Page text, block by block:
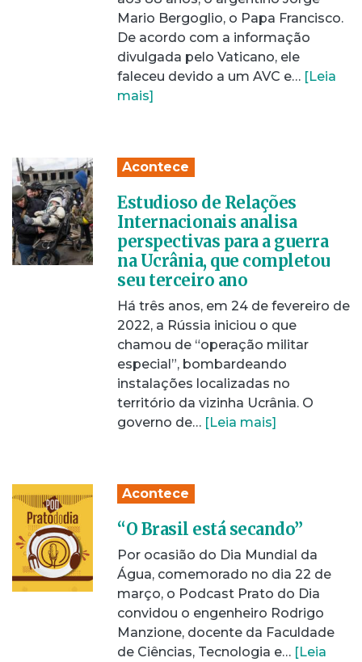
Mario Bergoglio, o Papa Francisco.
De acordo com a informação
divulgada pelo Vaticano, ele
faleceu devido a um AVC e… [Leia
mais]
Acontece
Estudioso de Relações
Internacionais analisa
perspectivas para a guerra
na Ucrânia, que completou
seu terceiro ano
Há três anos, em 24 de fevereiro de
2022, a Rússia iniciou o que
chamou de “operação militar
especial”, bombardeando
instalações localizadas no
território da vizinha Ucrânia. O
governo de… [Leia mais]
Acontece
“O Brasil está secando”
Por ocasião do Dia Mundial da
Água, comemorado no dia 22 de
março, o Podcast Prato do Dia
convidou o engenheiro Rodrigo
Manzione, docente da Faculdade
de Ciências, Tecnologia e… [Leia